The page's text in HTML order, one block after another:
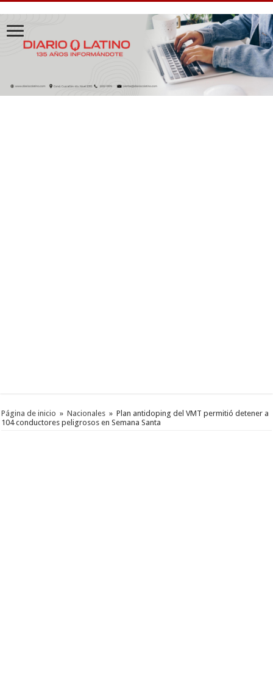
Página de inicio » Nacionales » Plan antidoping del VMT permitió detener a
104 conductores peligrosos en Semana Santa